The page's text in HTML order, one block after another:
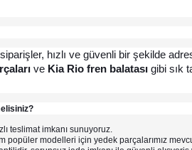
hızlı ve güvenli bir şekilde
ve Kia Rio fren balatası gibi sık
teslimat imkanı sunuyoruz.
popüler modelleri için yedek parçalarımız